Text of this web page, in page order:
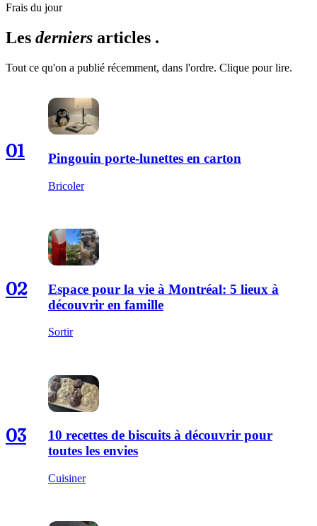
Frais du jour
Les derniers articles .
Tout ce qu'on a publié récemment, dans l'ordre. Clique pour lire.
01 Pingouin porte-lunettes en carton
Bricoler
02
Espace pour la vie à Montréal: 5 lieux à
découvrir en famille
Sortir
03
10 recettes de biscuits à découvrir pour
toutes les envies
Cuisiner